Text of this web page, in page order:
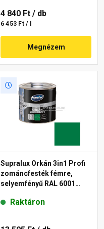
4 840 Ft / db
6 453 Ft / l
Megnézem
Supralux Orkán 3in1 Profi
zománcfesték fémre,
selyemfényű RAL 6001
Raktáron